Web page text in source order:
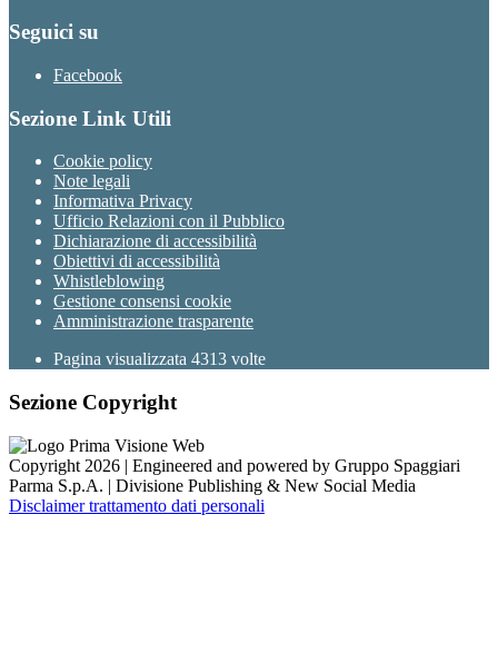
Seguici su
Facebook
Sezione Link Utili
Cookie policy
Note legali
Informativa Privacy
Ufficio Relazioni con il Pubblico
Dichiarazione di accessibilità
Obiettivi di accessibilità
Whistleblowing
Gestione consensi cookie
Amministrazione trasparente
Pagina visualizzata 4313 volte
Sezione Copyright
Copyright 2026 | Engineered and powered by Gruppo Spaggiari
Parma S.p.A. | Divisione Publishing & New Social Media
Disclaimer trattamento dati personali